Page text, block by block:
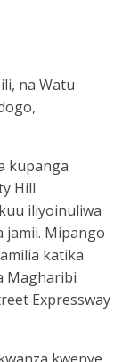
na Watu
kupanga
Hill
iliyoinuliwa
jamii. Mipango
katika
Magharibi
Expressway